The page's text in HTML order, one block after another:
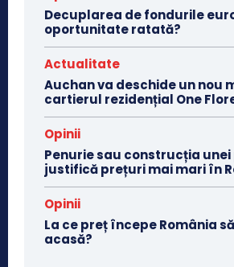
Decuplarea de fondurile
oportunitate ratată?
Actualitate
Auchan va deschide un nou
cartierul rezidențial One
Opinii
Penurie sau construcția
justifică prețuri mai mari în
Opinii
La ce preț începe România
acasă?